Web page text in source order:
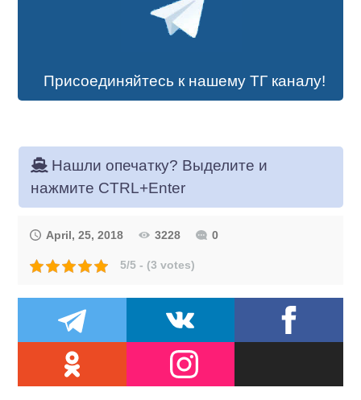
Присоединяйтесь к нашему ТГ каналу!
Нашли опечатку? Выделите и
нажмите CTRL+Enter
April, 25, 2018 3228 0
5/5 - (3 votes)